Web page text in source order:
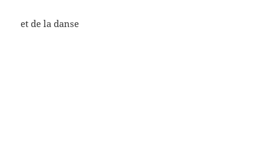
et de la danse